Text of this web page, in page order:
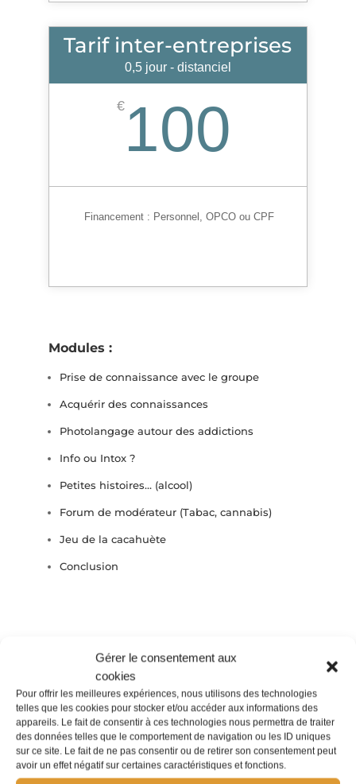
Gérer le consentement aux
cookies
Pour offrir les meilleures expériences, nous utilisons des technologies
telles que les cookies pour stocker et/ou accéder aux informations des
appareils. Le fait de consentir à ces technologies nous permettra de traiter
des données telles que le comportement de navigation ou les ID uniques
sur ce site. Le fait de ne pas consentir ou de retirer son consentement peut
avoir un effet négatif sur certaines caractéristiques et fonctions.
Tarif inter-entreprises
0,5 jour - distanciel
€100
Financement : Personnel, OPCO ou CPF
Modules :
Prise de connaissance avec le groupe
Acquérir des connaissances
Photolangage autour des addictions
Info ou Intox ?
Petites histoires… (alcool)
Forum de modérateur (Tabac, cannabis)
Jeu de la cacahuète
Conclusion
Les formations sont
certifiées